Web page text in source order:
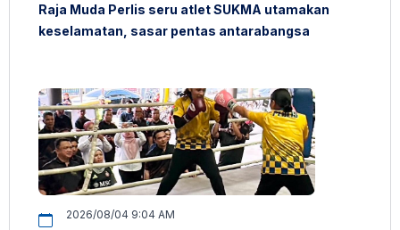
Raja Muda Perlis seru atlet SUKMA utamakan
keselamatan, sasar pentas antarabangsa
2026/08/04 9:04 AM